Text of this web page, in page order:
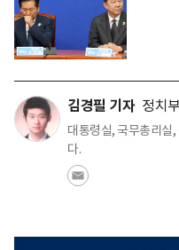
김경필 기자 정치부
대통령실, 국무총리실
다.